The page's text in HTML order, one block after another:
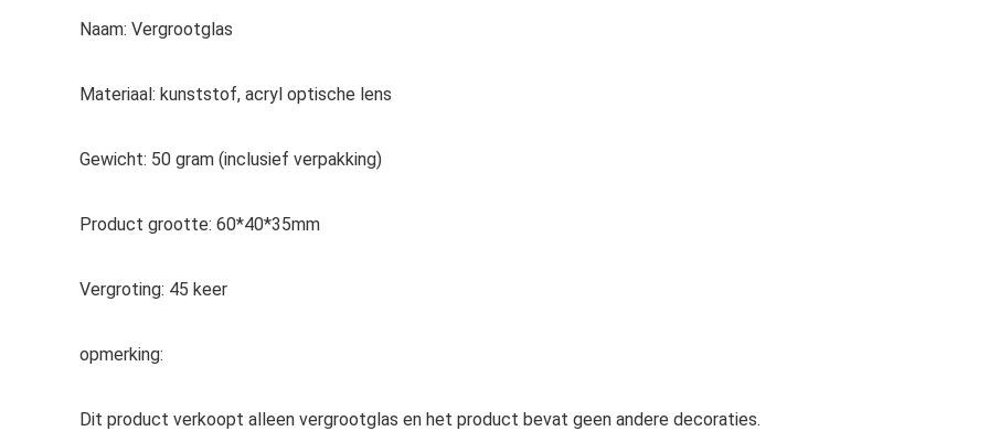
Naam: Vergrootglas
Materiaal: kunststof, acryl optische lens
Gewicht: 50 gram (inclusief verpakking)
Product grootte: 60*40*35mm
Vergroting: 45 keer
opmerking:
Dit product verkoopt alleen vergrootglas en het product bevat geen andere decoraties.